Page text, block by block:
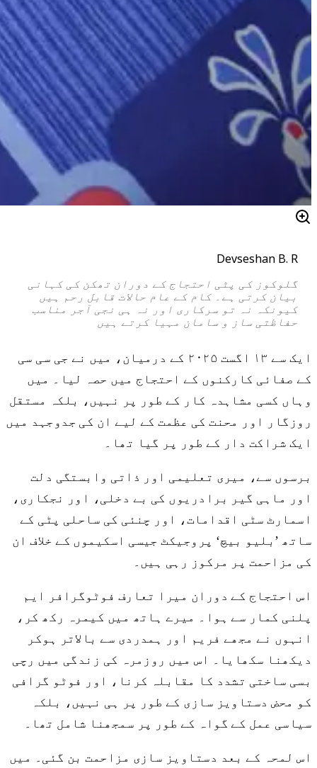
Devseshan B. R
گلوکوز کی پٹی احتجاج کے دوران تھکن کی کہانی
بیان کرتی ہے۔ کام کے عام حالات قابل رحم ہیں
کیونکہ نہ تو سرکاری اور نہ ہی نجی آجر مناسب
حفاظتی ساز و سامان مہیا کرتے ہیں
ایک سے ۱۳ اگست ۲۰۲۵ کے درمیان، میں نے جی سی سی
کے صفائی کارکنوں کے احتجاج میں حصہ لیا۔ میں
وہاں کسی مشاہدہ کار کے طور پر نہیں، بلکہ مستقل
روزگار اور محنت کی عظمت کے لیے ان کی جدوجہد میں
ایک شراکت دار کے طور پر گیا تھا۔
برسوں سے، میری تعلیمی اور ذاتی وابستگی دلت
اور ماہی گیر برادریوں کی بے دخلی، اور نجکاری،
اسمارٹ سٹی اقدامات، اور چنئی کی ساحلی پٹی کے
ساتھ ’بلیو بیچ‘ پروجیکٹ جیسی اسکیموں کے خلاف ان
کی مزاحمت پر مرکوز رہی ہیں۔
اس احتجاج کے دوران میرا تعارف فوٹوگرافر ایم
پلنی کمار سے ہوا۔ میرے ہاتھ میں کیمرہ رکھ کر،
انہوں نے مجھے فریم اور ہمدردی سے بالاتر ہوکر
دیکھنا سکھایا۔ اس میں روزمرہ کی زندگی میں رچی
بسی ساختی تشدد کا مقابلہ کرنا، اور فوٹو گرافی
کو محض دستاویز سازی کے طور پر ہی نہیں، بلکہ
سیاسی عمل کے گواہ کے طور پر سمجھنا شامل تھا۔
اس لمحہ کے بعد دستاویز سازی مزاحمت بن گئی۔ میں